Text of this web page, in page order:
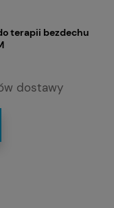
terapii bezdechu
dostawy